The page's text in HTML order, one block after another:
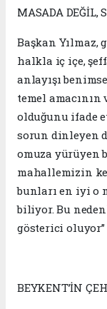
MASADA DEĞİL,
Başkan Yılmaz,
halkla iç içe,
anlayışı
temel
olduğunu ifade
sorun dinleyen
omuza yürüyen
mahallemizin
bunları en iyi o
biliyor. Bu
gösterici oluyor”
BEYKENT’İN